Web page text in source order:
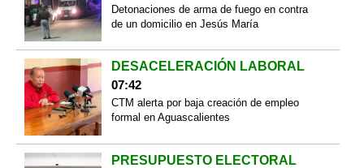
Detonaciones de arma de fuego en contra
de un domicilio en Jesús María
DESACELERACIÓN LABORAL
07:42
CTM alerta por baja creación de empleo
formal en Aguascalientes
PRESUPUESTO ELECTORAL